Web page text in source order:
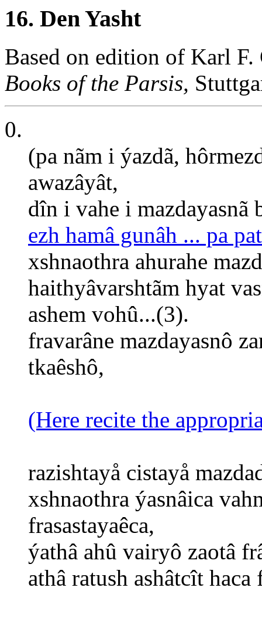
16. Den Yasht
Based on edition of Karl
Books of the Parsis,
0.
(pa nãm i ýazdã,
awazâyât,
dîn i vahe i mazdayasnã
ezh hamâ gunâh ... pa
xshnaothra ahurahe
haithyâvarshtãm hyat
ashem vohû...(3).
fravarâne mazdayasnô
tkaêshô,
(Here recite the
razishtayå cistayå
xshnaothra ýasnâica
frasastayaêca,
ýathâ ahû vairyô zaotâ
athâ ratush ashâtcît